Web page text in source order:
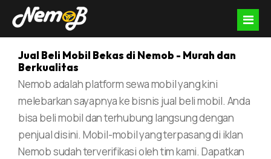
Car Rental
With Driver
Self Drive
Sell & Buy
Sell Vehicle
Help
Jual Beli Mobil Bekas di Nemob - Murah dan
Berkualitas
Nemob adalah platform sewa mobil yang kini
melebarkan sayapnya ke bisnis jual beli mobil. Anda
bisa beli mobil dan terhubung langsung dengan
penjual disini. Mobil-mobil yang terpasang di iklan
Nemob sudah terverifikasi oleh tim kami. Dapatkan